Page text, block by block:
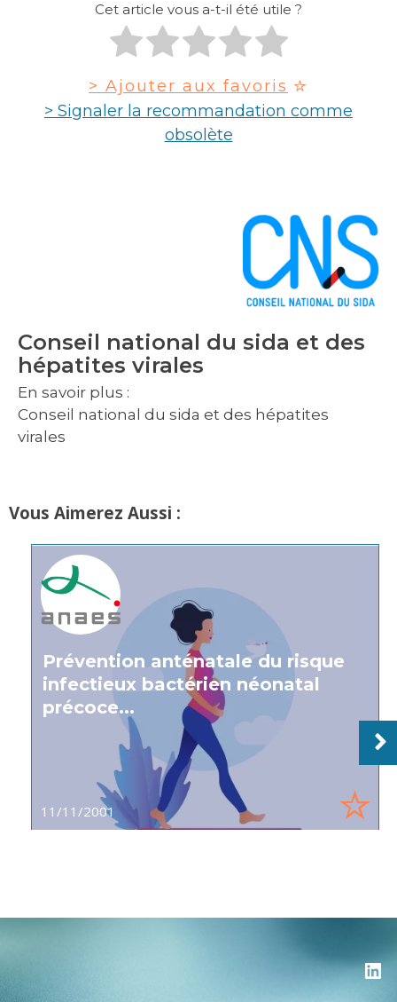
Cet article vous a-t-il été utile ?
> Ajouter aux favoris
> Signaler la recommandation comme
obsolète
Conseil national du sida et des
hépatites virales
En savoir plus :
Conseil national du sida et des hépatites
virales
Vous Aimerez Aussi :
Prévention anténatale du risque
infectieux bactérien néonatal
précoce...
11/11/2001